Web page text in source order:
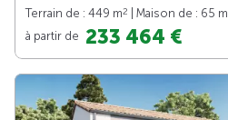
Terrain de : 449 m2 | Maison de : 65 m
à partir de 233 464 €